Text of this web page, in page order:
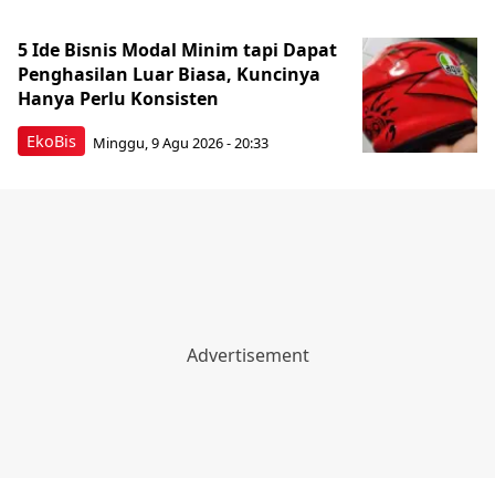
EkoBis
5 Ide Bisnis Modal Minim tapi Dapat
Penghasilan Luar Biasa, Kuncinya
Hanya Perlu Konsisten
Minggu, 9 Agu 2026 - 20:33